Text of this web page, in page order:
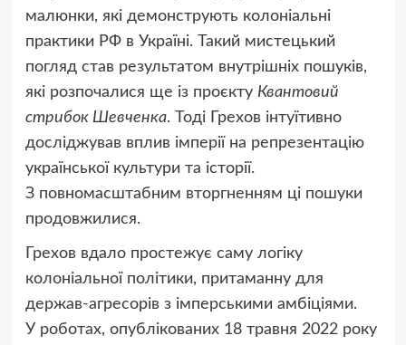
малюнки, які демонструють колоніальні
практики РФ в Україні. Такий мистецький
погляд став результатом внутрішніх пошуків,
які розпочалися ще із проєкту Квантовий
стрибок Шевченка. Тоді Грехов інтуїтивно
досліджував вплив імперії на репрезентацію
української культури та історії.
З повномасштабним вторгненням ці пошуки
продовжилися.
Грехов вдало простежує саму логіку
колоніальної політики, притаманну для
держав-агресорів з імперськими амбіціями.
У роботах, опублікованих 18 травня 2022 року